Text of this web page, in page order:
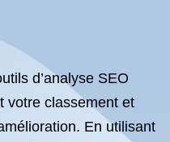
d’analyse SEO
votre classement et
En utilisant